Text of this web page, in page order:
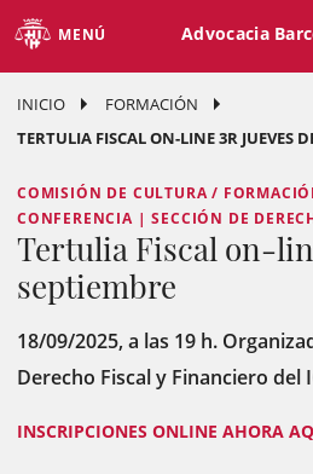
MENÚ Advocacia
INICIO
FORMACIÓN
TERTULIA FISCAL ON-LINE 3R JUEVES
COMISIÓN DE CULTURA /
CONFERENCIA | SECCIÓN DE
Tertulia Fiscal on-
septiembre
18/09/2025, a las 19 h.
Derecho Fiscal y Financiero del
INSCRIPCIONES ONLINE AHORA